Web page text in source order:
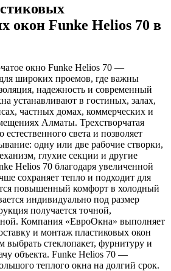
окон Funke Helios 70 в
окно Funke Helios 70 —
широких проемов, где важны
надежность и современный
устанавливают в гостиных, залах,
частных домах, коммерческих и
Алматы. Трехстворчатая
естественного света и позволяет
одну или две рабочие створки,
глухие секции и другие
Helios 70 благодаря увеличенной
сохраняет тепло и подходит для
повышенный комфорт в холодный
индивидуально под размер
получается точной,
Компания «ЕвроОкна» выполняет
и монтаж пластиковых окон
стеклопакет, фурнитуру и
объекта. Funke Helios 70 —
теплого окна на долгий срок.